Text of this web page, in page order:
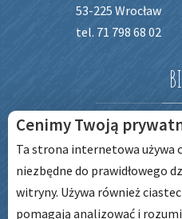
53-225 Wrocław
tel. 71 798 68 02
Cenimy Twoją
Ta strona internetowa używa
niezbędne do prawidłowego
witryny. Używa również
pomagają analizować i